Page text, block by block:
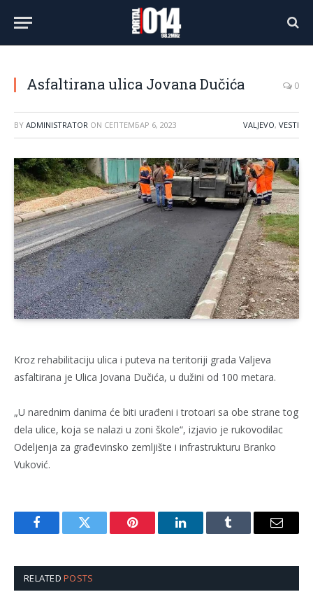
Asfaltirana ulica Jovana Dučića 0
BY ADMINISTRATOR ON СЕПТЕМБАР 6, 2023 VALJEVO, VESTI
Кroz rehabilitaciju ulica i puteva na teritoriji grada Valjeva
asfaltirana je Ulica Jovana Dučića, u dužini od 100 metara.
„U narednim danima će biti urađeni i trotoari sa obe strane tog
dela ulice, koja se nalazi u zoni škole“, izjavio je rukovodilac
Odeljenja za građevinsko zemljište i infrastrukturu Branko
Vuković.
FacebookTwitter Pinterest LinkedInTumblr Email
RELATEDPOSTS